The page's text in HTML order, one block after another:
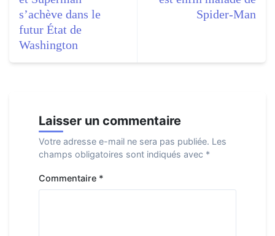
s’achève dans le
futur État de
Washington
Spider-Man
Laisser un commentaire
Votre adresse e-mail ne sera pas publiée. Les
champs obligatoires sont indiqués avec *
Commentaire *